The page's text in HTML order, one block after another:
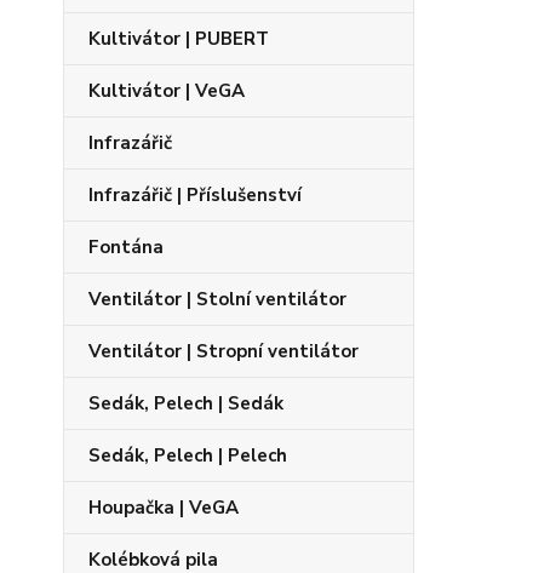
Kultivátor | PUBERT
Kultivátor | VeGA
Infrazářič
Infrazářič | Příslušenství
Fontána
Ventilátor | Stolní ventilátor
Ventilátor | Stropní ventilátor
Sedák, Pelech | Sedák
Sedák, Pelech | Pelech
Houpačka | VeGA
Kolébková pila